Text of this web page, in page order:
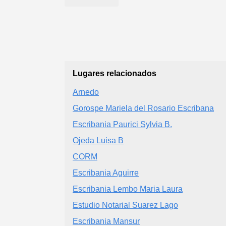
Lugares relacionados
Arnedo
Gorospe Mariela del Rosario Escribana
Escribania Paurici Sylvia B.
Ojeda Luisa B
CORM
Escribania Aguirre
Escribania Lembo Maria Laura
Estudio Notarial Suarez Lago
Escribania Mansur